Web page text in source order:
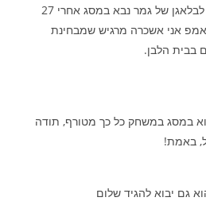
בלאגן בחוץ, הכנתי את עצמי לבלאגן של גמר נבא במסג אחרי 27
אני אשכרה מרגיש שמבחינת
בבית הלבן.
במסג במשחק כל כך מטורף, תודה
באמת!
גם יבוא להגיד שלום